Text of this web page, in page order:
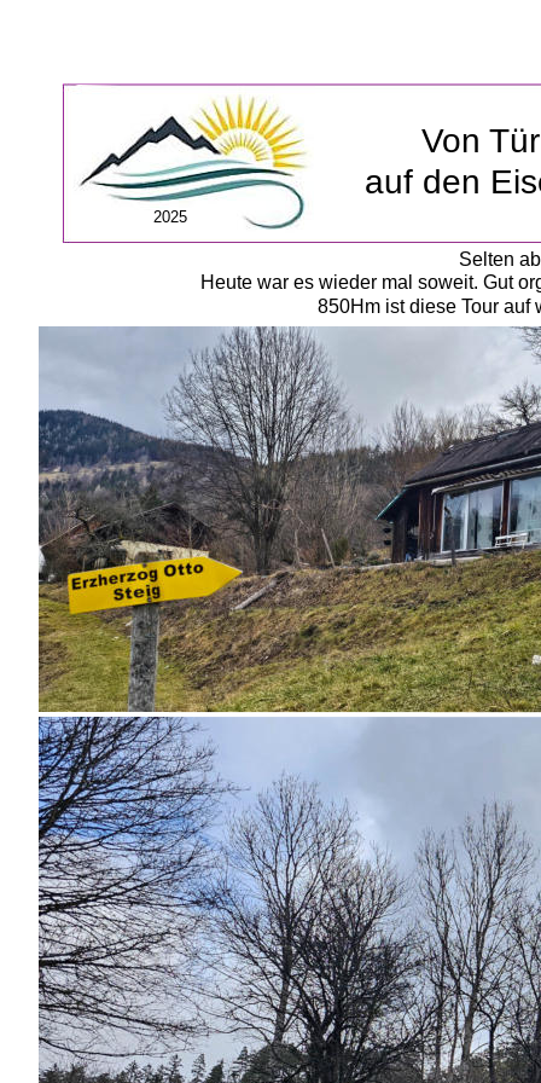
Selten
Heute war es wieder mal soweit. Gut
850Hm ist diese Tour
Von
auf den
2025